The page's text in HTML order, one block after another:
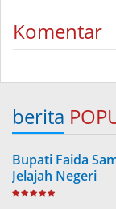
Komentar
berita
Bupati Faida
Jelajah Negeri